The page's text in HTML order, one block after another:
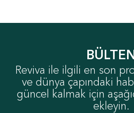
Reviva ile ilgili en son
ve dünya çapındaki
güncel kalmak için
ekleyin.